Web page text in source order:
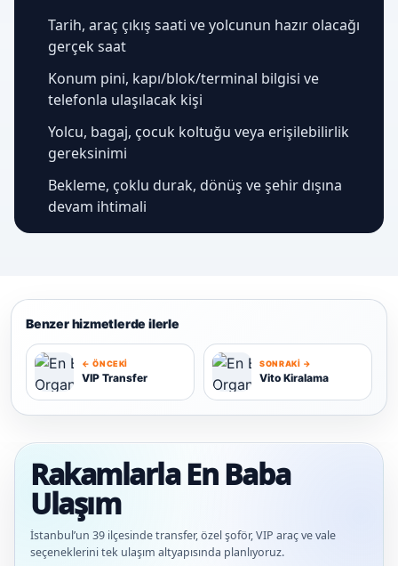
Tarih, araç çıkış saati ve yolcunun hazır olacağı
gerçek saat
Konum pini, kapı/blok/terminal bilgisi ve
telefonla ulaşılacak kişi
Yolcu, bagaj, çocuk koltuğu veya erişilebilirlik
gereksinimi
Bekleme, çoklu durak, dönüş ve şehir dışına
devam ihtimali
Benzer hizmetlerde ilerle
← ÖNCEKI
VIP Transfer
SONRAKI →
Vito Kiralama
Rakamlarla En Baba
Ulaşım
İstanbul’un 39 ilçesinde transfer, özel şoför, VIP araç ve vale
seçeneklerini tek ulaşım altyapısında planlıyoruz.